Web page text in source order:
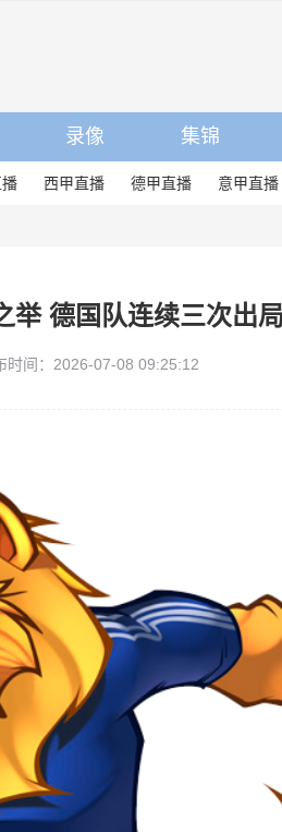
录像 集锦
西甲直播 德甲直播 意甲直播
举 德国队连续三次出
时间：2026-07-08 09:25:12